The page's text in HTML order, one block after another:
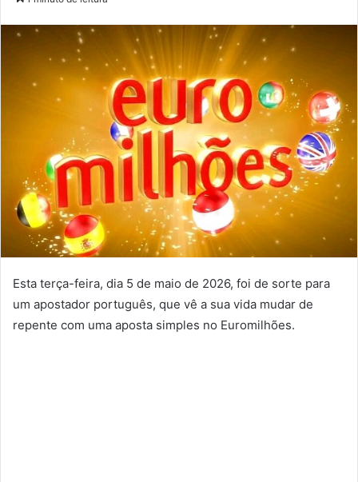
mail
Esta terça-feira, dia 5 de maio de 2026, foi de sorte para
um apostador português, que vê a sua vida mudar de
repente com uma aposta simples no Euromilhões.